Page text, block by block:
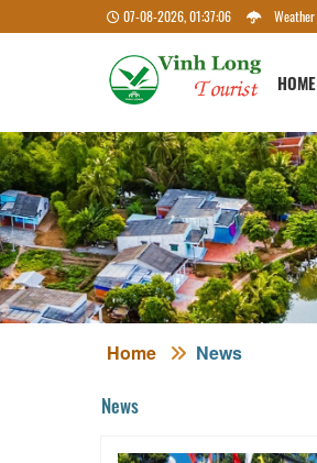
07-08-2026, 01:37:07 Weather
HOME
Home News
News